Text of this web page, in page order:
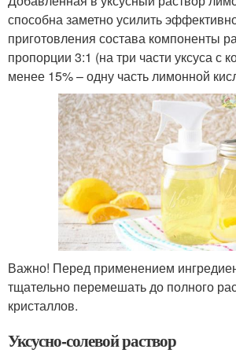
способна заметно усилить
приготовления состава компоненты
пропорции 3:1 (на три части уксуса с
менее 15% – одну часть лимонной
Важно! Перед применением
тщательно перемешать до полного
кристаллов.
Уксусно-солевой раствор